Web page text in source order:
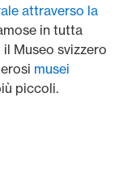
attraverso la
in tutta
il Museo svizzero
musei
piccoli.